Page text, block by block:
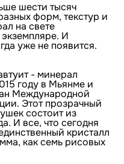
шести тысяч
форм, текстур и
на свете
И
уже не появится.
- минерал
году в Мьянме и
Международной
Этот прозрачный
состоит из
И все, что сегодня
кристалл
как семь рисовых